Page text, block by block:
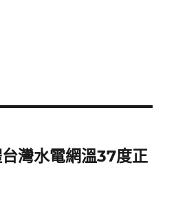
灣水電網溫37度正